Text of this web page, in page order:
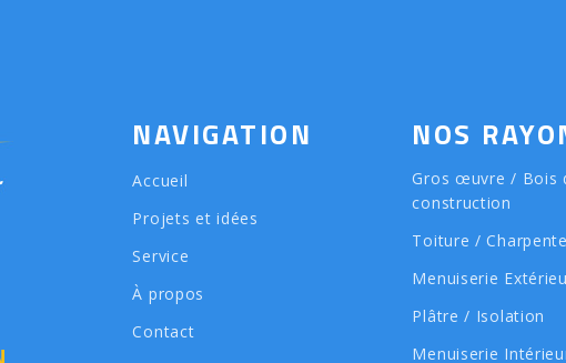
NAVIGATION
Accueil
Projets et idées
Service
À propos
Contact
NOS
Gros œuvre / Bois
construction
Toiture /
Menuiserie
Plâtre / Isolation
Menuiserie